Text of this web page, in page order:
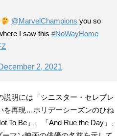
@MarvelChampions you so
I saw this #NoWayHome
2, 2021
明には「シニスター・セレブレ
を再現…ホリデーシーズンのひね
To Be」、「And Rue the Day」、